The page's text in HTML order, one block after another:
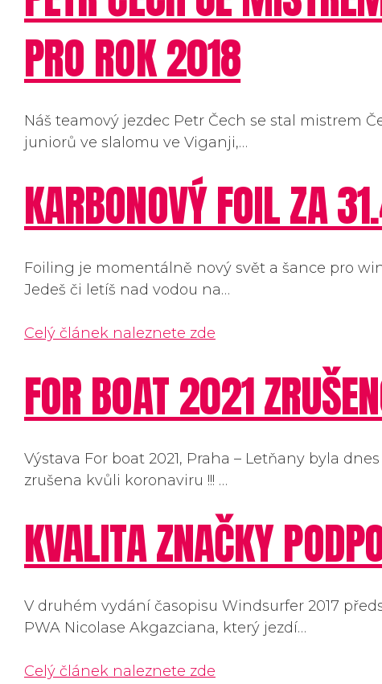
PRO ROK 2018
Náš teamový jezdec Petr Čech se stal mistrem
juniorů ve slalomu ve Viganji,…
KARBONOVÝ FOIL ZA
Foiling je momentálně nový svět a šance pro
Jedeš či letíš nad vodou na…
Celý článek naleznete zde
FOR BOAT 2021
Výstava For boat 2021, Praha – Letňany byla dnes
zrušena kvůli koronaviru !!! …
KVALITA ZNAČKY
V druhém vydání časopisu Windsurfer 2017
PWA Nicolase Akgazciana, který jezdí…
Celý článek naleznete zde